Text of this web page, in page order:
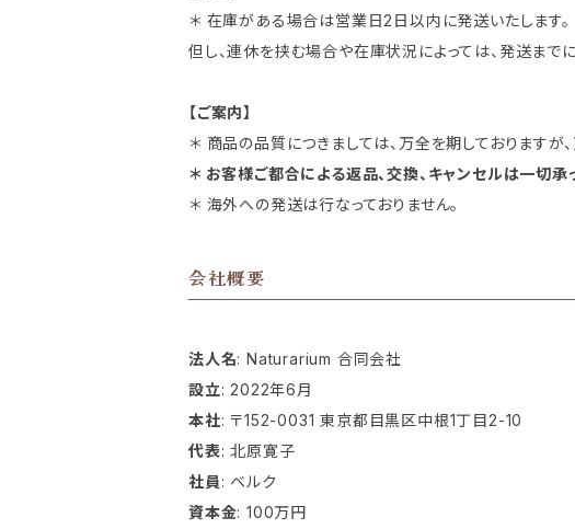
＊ 在庫がある場合は営業日2日以内に発送いたします。
但し、連休を挟む場合や在庫状況によっては、発送まで
【ご案内】
＊ 商品の品質につきましては、万全を期しておりますが
＊ お客様ご都合による返品、交換、キャンセルは一切承
＊ 海外への発送は行なっておりません。
会社概要
法人名: Naturarium 合同会社
設立: 2022年6月
本社: 〒152-0031 東京都目黒区中根1丁目2-10
代表: 北原寛子
社員: ベルク
資本金: 100万円